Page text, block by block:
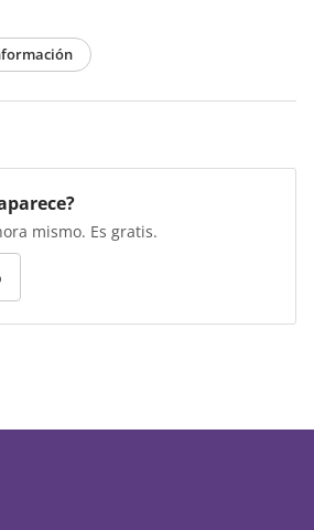
mismo. Es gratis.